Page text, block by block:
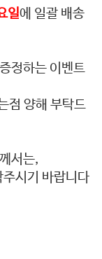
일에 일괄 배송
정하는 이벤트
점 양해 부탁드
서는,
시기 바랍니다